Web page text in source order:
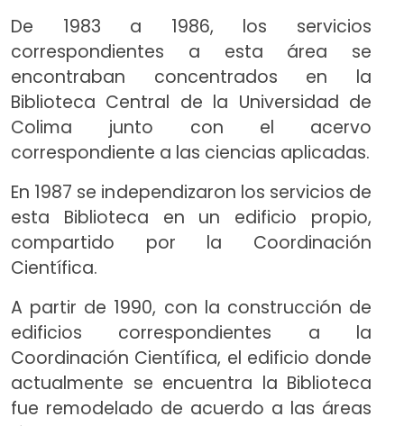
De 1983 a 1986, los servicios
correspondientes a esta área se
encontraban concentrados en la
Biblioteca Central de la Universidad de
Colima junto con el acervo
correspondiente a las ciencias aplicadas.
En 1987 se independizaron los servicios de
esta Biblioteca en un edificio propio,
compartido por la Coordinación
Científica.
A partir de 1990, con la construcción de
edificios correspondientes a la
Coordinación Científica, el edificio donde
actualmente se encuentra la Biblioteca
fue remodelado de acuerdo a las áreas